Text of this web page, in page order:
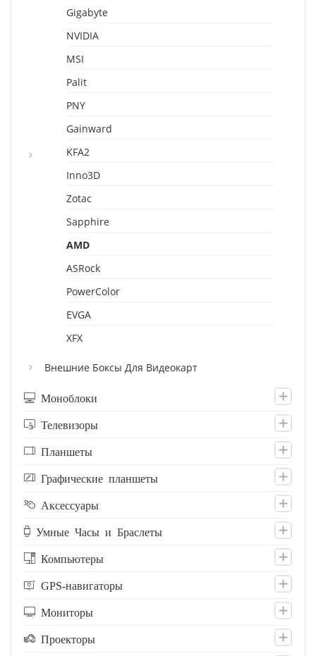
Gigabyte
NVIDIA
MSI
Palit
PNY
Gainward
KFA2
Inno3D
Zotac
Sapphire
AMD
ASRock
PowerColor
EVGA
XFX
Внешние Боксы Для Видеокарт
Моноблоки
Телевизоры
Планшеты
Графические планшеты
Аксессуары
Умные Часы и Браслеты
Компьютеры
GPS-навигаторы
Мониторы
Проекторы